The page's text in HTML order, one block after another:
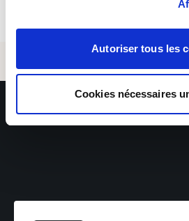
Autoriser tous les
Cookies nécessaires